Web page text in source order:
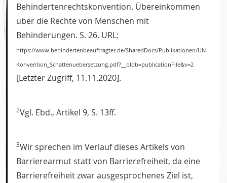
Behindertenrechtskonvention. Übereinkommen
über die Rechte von Menschen mit
Behinderungen. S. 26. URL:
https://www.behindertenbeauftragter.de/SharedDocs/Publikationen/UN-
Konvention_Schattenuebersetzung.pdf?__blob=publicationFile&v=2
[Letzter Zugriff, 11.11.2020].
2Vgl. Ebd., Artikel 9, S. 13ff.
3Wir sprechen im Verlauf dieses Artikels von
Barrierearmut statt von Barrierefreiheit, da eine
Barrierefreiheit zwar ausgesprochenes Ziel ist,